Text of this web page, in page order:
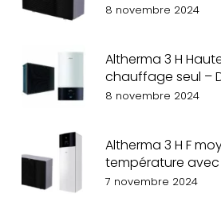
8 novembre 2024
Altherma 3 H
chauffage seul –
8 novembre 2024
Altherma 3 H F
température avec
7 novembre 2024